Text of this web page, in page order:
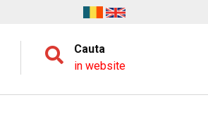
Cauta
in website